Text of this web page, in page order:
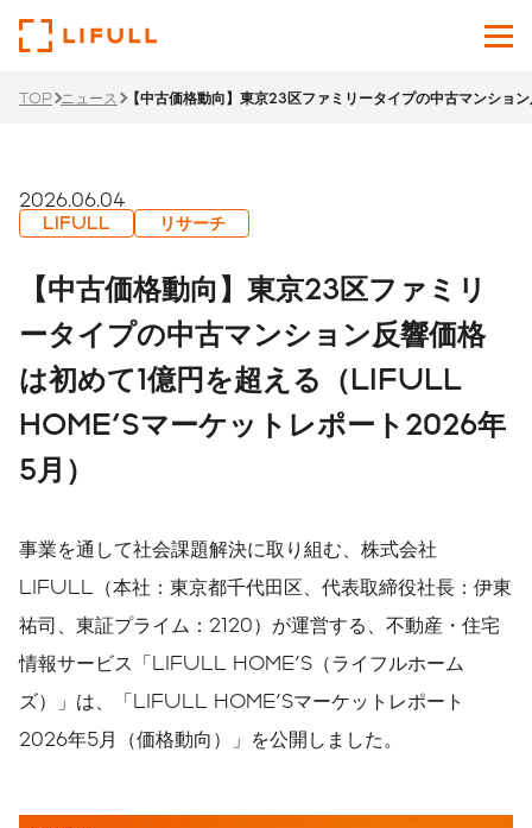
採用サイト
サービス
ニュース
サステナビリティ
TOP ニュース 【中古価格動向】東京23区ファミリータイプの中古マンシ
2026.06.04
LIFULL リサーチ
【中古価格動向】東京23区ファミリ
ータイプの中古マンション反響価格
は初めて1億円を超える（LIFULL
HOME'Sマーケットレポート2026年
5月）
事業を通して社会課題解決に取り組む、株式会社
LIFULL（本社：東京都千代田区、代表取締役社長：伊東
祐司、東証プライム：2120）が運営する、不動産・住宅
情報サービス「LIFULL HOME'S（ライフルホーム
ズ）」は、「LIFULL HOME'Sマーケットレポート
2026年5月（価格動向）」を公開しました。